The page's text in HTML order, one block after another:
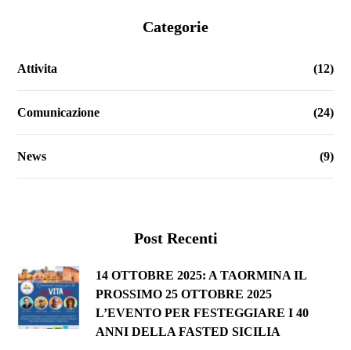
Categorie
Attivita (12)
Comunicazione (24)
News (9)
Post Recenti
14 OTTOBRE 2025: A TAORMINA IL
PROSSIMO 25 OTTOBRE 2025
L’EVENTO PER FESTEGGIARE I 40
ANNI DELLA FASTED SICILIA